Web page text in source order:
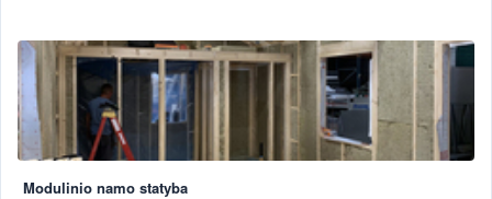
Modulinio namo statyba